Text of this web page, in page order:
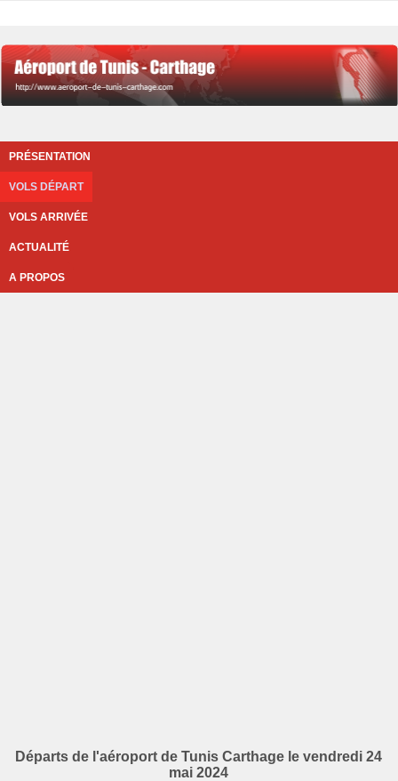
PRÉSENTATION
VOLS DÉPART
VOLS ARRIVÉE
ACTUALITÉ
A PROPOS
Départs de l'aéroport de Tunis Carthage le vendredi 24
mai 2024